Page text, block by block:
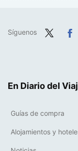
Síguenos
En Diario del
Guías de compra
Alojamientos y